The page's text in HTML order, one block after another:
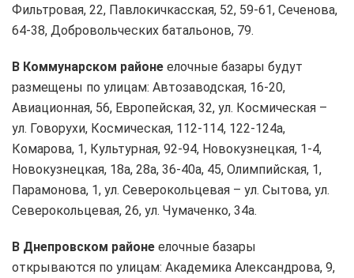
Фильтровая, 22, Павлокичкасская, 52, 59-61, Сеченова,
64-38, Добровольческих батальонов, 79.
В Коммунарском районе елочные базары будут
размещены по улицам: Автозаводская, 16-20,
Авиационная, 56, Европейская, 32, ул. Космическая –
ул. Говорухи, Космическая, 112-114, 122-124а,
Комарова, 1, Культурная, 92-94, Новокузнецкая, 1-4,
Новокузнецкая, 18а, 28а, 36-40а, 45, Олимпийская, 1,
Парамонова, 1, ул. Северокольцевая – ул. Сытова, ул.
Северокольцевая, 26, ул. Чумаченко, 34а.
В Днепровском районе елочные базары
открываются по улицам: Академика Александрова, 9,